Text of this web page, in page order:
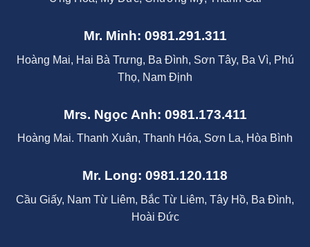
Mr. Minh: 0981.291.311
Hoàng Mai, Hai Bà Trưng, Ba Đình, Sơn Tây, Ba Vì, Phú
Thọ, Nam Định
Mrs. Ngọc Anh: 0981.173.411
Hoàng Mai. Thanh Xuân, Thanh Hóa, Sơn La, Hòa Bình
Mr. Long: 0981.120.118
Cầu Giấy, Nam Từ Liêm, Bắc Từ Liêm, Tây Hồ, Ba Đình,
Hoài Đức